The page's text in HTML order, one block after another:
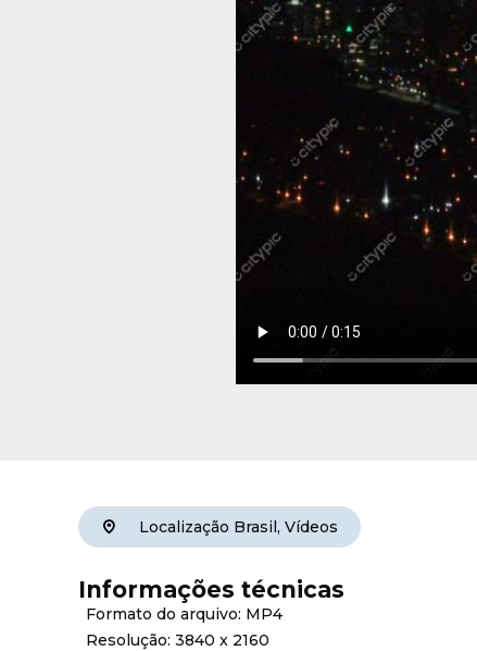
Localização Brasil, Vídeos
Informações técnicas
Formato do arquivo: MP4
Resolução: 3840 x 2160